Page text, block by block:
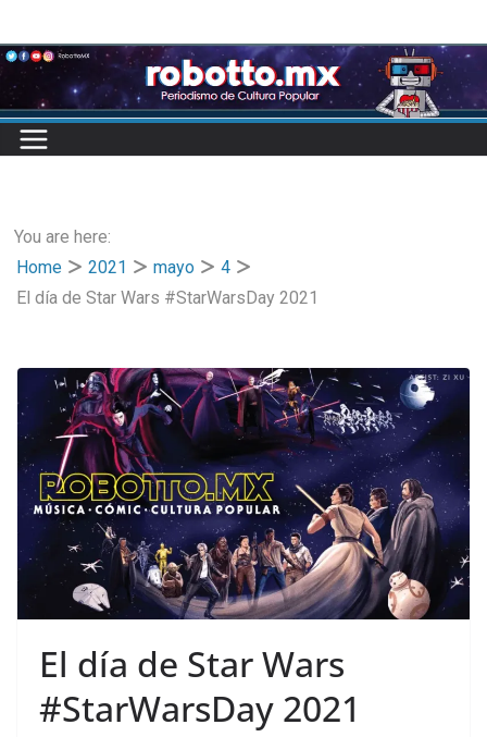
to
content
You are here:
Home
2021 mayo
4
El día de Star Wars #StarWarsDay 2021
El día de Star Wars
#StarWarsDay 2021